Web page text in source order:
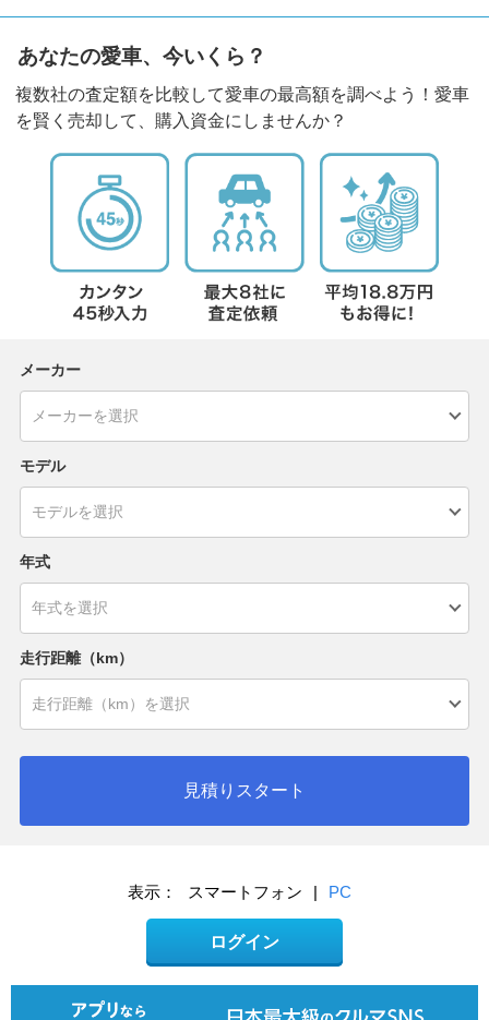
あなたの愛車、今いくら？
複数社の査定額を比較して愛車の最高額を調べよう！愛車
を賢く売却して、購入資金にしませんか？
メーカー
モデル
年式
走行距離（km）
見積りスタート
表示： スマートフォン PC
ログイン